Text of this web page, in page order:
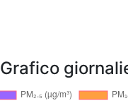
Grafico